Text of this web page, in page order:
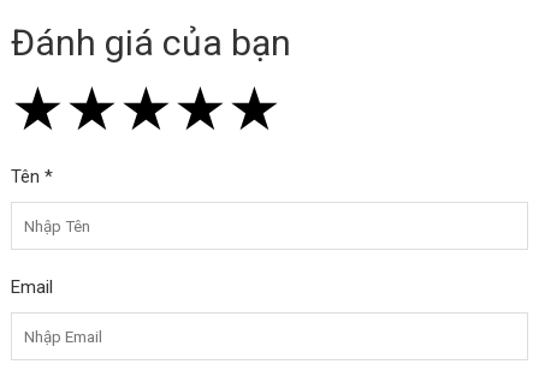
Đánh giá của bạn
★
★★
★★★
★★★★
★★★★★
Tên *
Email